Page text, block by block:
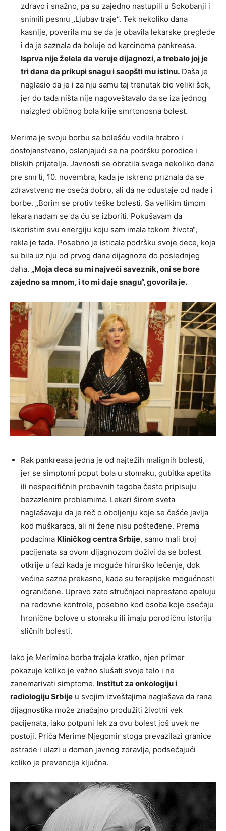
zdravo i snažno, pa su zajedno nastupili u Sokobanji i
snimili pesmu „Ljubav traje“. Tek nekoliko dana
kasnije, poverila mu se da je obavila lekarske preglede
i da je saznala da boluje od karcinoma pankreasa.
Isprva nije želela da veruje dijagnozi, a trebalo joj je
tri dana da prikupi snagu i saopšti mu istinu. Daša je
naglasio da je i za nju samu taj trenutak bio veliki šok,
jer do tada ništa nije nagoveštavalo da se iza jednog
naizgled običnog bola krije smrtonosna bolest.
Merima je svoju borbu sa bolešću vodila hrabro i
dostojanstveno, oslanjajući se na podršku porodice i
bliskih prijatelja. Javnosti se obratila svega nekoliko dana
pre smrti, 10. novembra, kada je iskreno priznala da se
zdravstveno ne oseća dobro, ali da ne odustaje od nade i
borbe. „Borim se protiv teške bolesti. Sa velikim timom
lekara nadam se da ću se izboriti. Pokušavam da
iskoristim svu energiju koju sam imala tokom života“,
rekla je tada. Posebno je isticala podršku svoje dece, koja
su bila uz nju od prvog dana dijagnoze do poslednjeg
daha. „Moja deca su mi najveći saveznik, oni se bore
zajedno sa mnom, i to mi daje snagu“, govorila je.
Rak pankreasa jedna je od najtežih malignih bolesti,
jer se simptomi poput bola u stomaku, gubitka apetita
ili nespecifičnih probavnih tegoba često pripisuju
bezazlenim problemima. Lekari širom sveta
naglašavaju da je reč o oboljenju koje se češće javlja
kod muškaraca, ali ni žene nisu pošteđene. Prema
podacima Kliničkog centra Srbije, samo mali broj
pacijenata sa ovom dijagnozom doživi da se bolest
otkrije u fazi kada je moguće hirurško lečenje, dok
većina sazna prekasno, kada su terapijske mogućnosti
ograničene. Upravo zato stručnjaci neprestano apeluju
na redovne kontrole, posebno kod osoba koje osećaju
hronične bolove u stomaku ili imaju porodičnu istoriju
sličnih bolesti.
Iako je Merimina borba trajala kratko, njen primer
pokazuje koliko je važno slušati svoje telo i ne
zanemarivati simptome. Institut za onkologiju i
radiologiju Srbije u svojim izveštajima naglašava da rana
dijagnostika može značajno produžiti životni vek
pacijenata, iako potpuni lek za ovu bolest još uvek ne
postoji. Priča Merime Njegomir stoga prevazilazi granice
estrade i ulazi u domen javnog zdravlja, podsećajući
koliko je prevencija ključna.